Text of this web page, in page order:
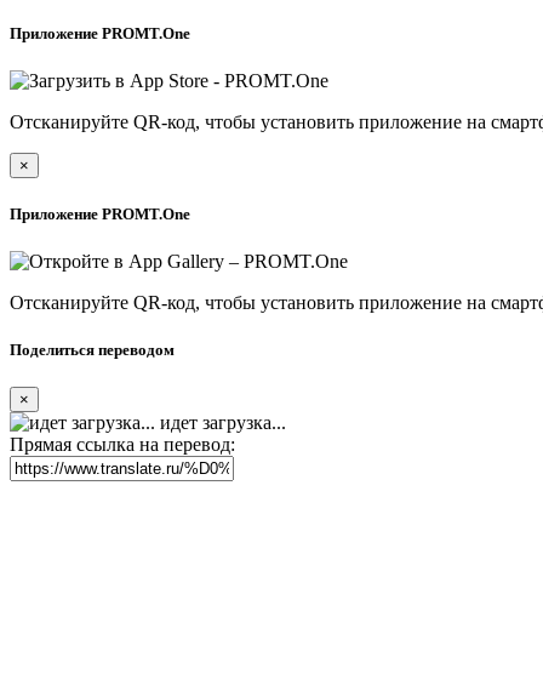
Приложение PROMT.One
Отсканируйте QR-код, чтобы установить приложение на
×
Приложение PROMT.One
Отсканируйте QR-код, чтобы установить приложение на
Поделиться переводом
×
идет загрузка...
Прямая ссылка на перевод: